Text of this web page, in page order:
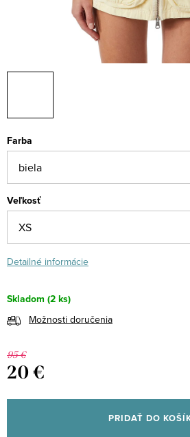
Farba
Veľkosť
Detailné informácie
Skladom (2 ks)
Možnosti doručenia
95 €
20 €
cena:
PRIDAŤ DO